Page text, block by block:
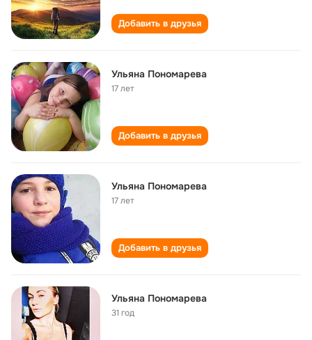
Добавить в друзья
Ульяна Пономарева
17 лет
Добавить в друзья
Ульяна Пономарева
17 лет
Добавить в друзья
Ульяна Пономарева
31 год